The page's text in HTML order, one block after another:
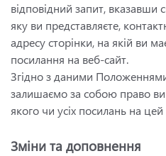
відповідний запит, вказавши
яку ви представляєте,
адресу сторінки, на якій ви
посилання на веб-сайт.
Згідно з даними
залишаємо за собою право
якого чи усіх посилань на
Зміни та доповнення